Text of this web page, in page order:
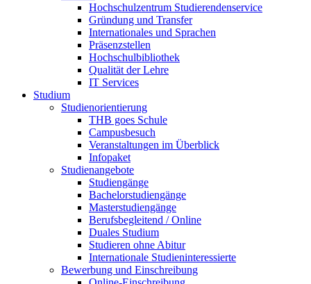
Hochschulzentrum Studierendenservice
Gründung und Transfer
Internationales und Sprachen
Präsenzstellen
Hochschulbibliothek
Qualität der Lehre
IT Services
Studium
Studienorientierung
THB goes Schule
Campusbesuch
Veranstaltungen im Überblick
Infopaket
Studienangebote
Studiengänge
Bachelorstudiengänge
Masterstudiengänge
Berufsbegleitend / Online
Duales Studium
Studieren ohne Abitur
Internationale Studieninteressierte
Bewerbung und Einschreibung